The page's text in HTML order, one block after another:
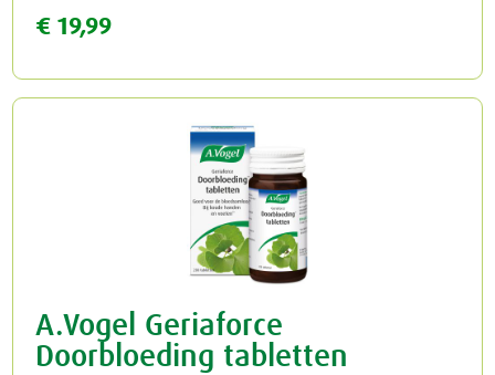
€ 19,99
A.Vogel Geriaforce
Doorbloeding tabletten